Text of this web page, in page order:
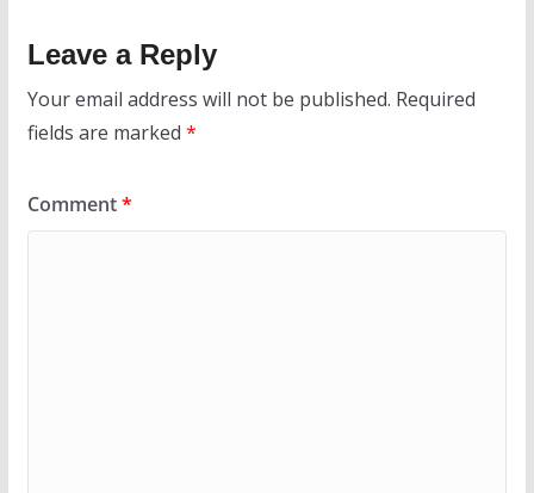
Leave a Reply
Your email address will not be published. Required
fields are marked *
Comment*